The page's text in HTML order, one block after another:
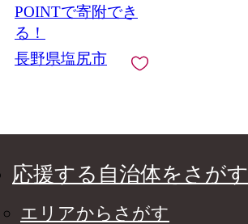
ル 贈答用 贈り物 塩尻
市 長野県 信州
POINTで寄附でき
る！
長野県塩尻市
応援する自治体をさがす
エリアからさがす